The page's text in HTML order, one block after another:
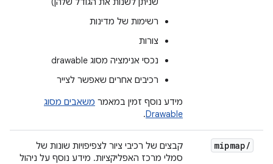
רשימות של מדינות
צורות
נכסי אנימציה מסוג drawable
רכיבים אחרים שאפשר לצייר
מידע נוסף זמין במאמר משאבים מסוג
Drawable
.
mipmap/
קבצים של רכיבי ציור לצפיפויות שונות של
סמלי מרכז האפליקציות. מידע נוסף על ניהול